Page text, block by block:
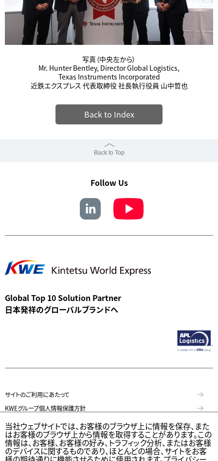
写真（中央左から）
Mr. Hunter Bentley, Director Global Logistics,
Texas Instruments Incorporated
近鉄エクスプレス 代表取締役 社長執行役員 山中哲也
Back to Index
Back to Top
Follow Us
Global Top 10 Solution Partner
日本発祥のグローバルブランドへ
サイトのご利用にあたって
KWEグループ個人情報保護方針
個人情報保護方針
特定個人情報等の適正な取扱いに関する基本方針
KWE Group Social Media Policy（KWEグループソーシャルメディア基本
方針）
当社ウェブサイトでは、お客様のブラウザ上に情報を保存、また
はお客様のブラウザ上から情報を取得することがあります。この
情報は、お客様、お客様の好み、トラフィック分析、またはお客様
のデバイスに関するものであり、ほとんどの場合、サイトをお客